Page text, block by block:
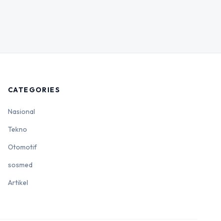
CATEGORIES
Nasional
Tekno
Otomotif
sosmed
Artikel